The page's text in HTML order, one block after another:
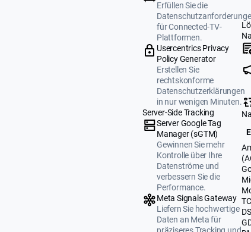
Erfüllen Sie die
für Connected-TV-
Plattformen.
Usercentrics Privacy
Policy Generator
Erstellen Sie
rechtskonforme
Datenschutzerklärungen
in nur wenigen Minuten.
Server-Side Tracking
Server Google Tag
Manager (sGTM)
Gewinnen Sie mehr
Kontrolle über Ihre
Datenströme und
verbessern Sie die
Performance.
Meta Signals Gateway
Liefern Sie hochwertige
Daten an Meta für